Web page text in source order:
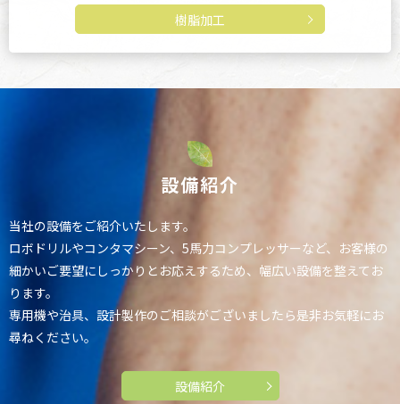
樹脂加工
設備紹介
当社の設備をご紹介いたします。
ロボドリルやコンタマシーン、5馬力コンプレッサーなど、 お客様の
細かいご要望にしっかりとお応えするため、幅広い設備を整えてお
ります。
専用機や治具、設計製作のご相談がございましたら是非お気軽にお
尋ねください。
設備紹介